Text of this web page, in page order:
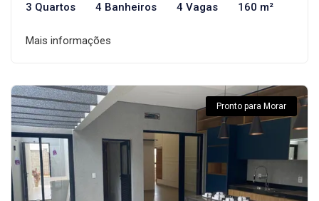
3 Quartos 4 Banheiros 4 Vagas 160 m²
Mais informações
Pronto para Morar